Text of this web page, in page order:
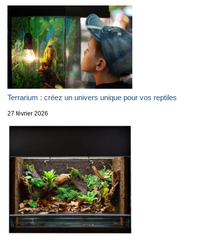
Terrarium : créez un univers unique pour vos reptiles
27 février 2026